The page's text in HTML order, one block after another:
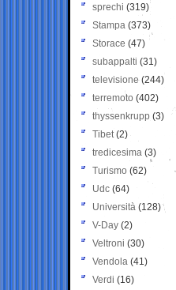
sprechi (319)
Stampa (373)
Storace (47)
subappalti (31)
televisione(244)
terremoto (402)
thyssenkrupp (3)
Tibet(2)
tredicesima (3)
Turismo (62)
Udc (64)
Università (128)
V-Day (2)
Veltroni (30)
Vendola (41)
Verdi (16)